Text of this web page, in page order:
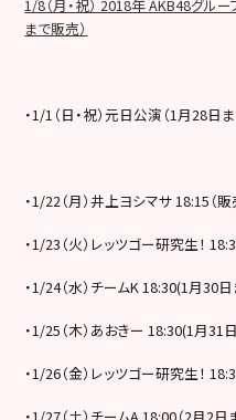
1/8（月・祝） 2018年 AKB48グ
まで販売）
・1/1（日・祝）元日公演（1月28日
・1/22（月）井上ヨシマサ 18:15（
・1/23（火）レッツゴー研究生！
・1/24（水）チームK 18:30(1月30日
・1/25（木）あおきー 18:30(1月31
・1/26（金）レッツゴー研究生！
・1/27（土）チームA 18:00（2月2日